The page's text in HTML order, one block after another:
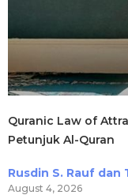
Quranic Law of
Petunjuk Al-Quran
Rusdin S. Rauf dan
August 4, 2026